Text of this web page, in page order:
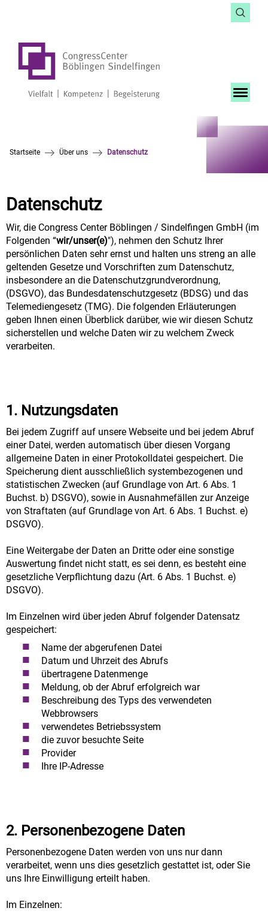
Startseite Über uns Datenschutz
Datenschutz
Wir, die Congress Center Böblingen / Sindelfingen GmbH (im
Folgenden “wir/unser(e)"), nehmen den Schutz Ihrer
persönlichen Daten sehr ernst und halten uns streng an alle
geltenden Gesetze und Vorschriften zum Datenschutz,
insbesondere an die Datenschutzgrundverordnung,
(DSGVO), das Bundesdatenschutzgesetz (BDSG) und das
Telemediengesetz (TMG). Die folgenden Erläuterungen
geben Ihnen einen Überblick darüber, wie wir diesen Schutz
sicherstellen und welche Daten wir zu welchem Zweck
verarbeiten.
1. Nutzungsdaten
Bei jedem Zugriff auf unsere Webseite und bei jedem Abruf
einer Datei, werden automatisch über diesen Vorgang
allgemeine Daten in einer Protokolldatei gespeichert. Die
Speicherung dient ausschließlich systembezogenen und
statistischen Zwecken (auf Grundlage von Art. 6 Abs. 1
Buchst. b) DSGVO), sowie in Ausnahmefällen zur Anzeige
von Straftaten (auf Grundlage von Art. 6 Abs. 1 Buchst. e)
DSGVO).
Eine Weitergabe der Daten an Dritte oder eine sonstige
Auswertung findet nicht statt, es sei denn, es besteht eine
gesetzliche Verpflichtung dazu (Art. 6 Abs. 1 Buchst. e)
DSGVO).
Im Einzelnen wird über jeden Abruf folgender Datensatz
gespeichert:
Name der abgerufenen Datei
Datum und Uhrzeit des Abrufs
übertragene Datenmenge
Meldung, ob der Abruf erfolgreich war
Beschreibung des Typs des verwendeten
Webbrowsers
verwendetes Betriebssystem
die zuvor besuchte Seite
Provider
Ihre IP-Adresse
2. Personenbezogene Daten
Personenbezogene Daten werden von uns nur dann
verarbeitet, wenn uns dies gesetzlich gestattet ist, oder Sie
uns Ihre Einwilligung erteilt haben.
Im Einzelnen: